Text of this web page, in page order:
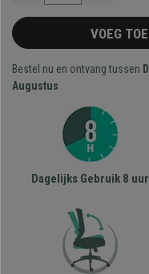
VOEG
Bestel nu en ontvang tussen
Augustus
Dagelijks Gebruik 8 uur